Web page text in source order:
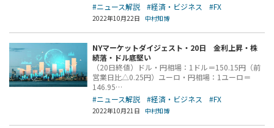
#ニュース解説
#経済・ビジネス #FX
2022年10月22日 中村知博
NYマーケットダイジェスト・20日 金利上昇・株
続落・ドル底堅い
（20日終値）ドル・円相場：1ドル＝150.15円（前
営業日比△0.25円）ユーロ・円相場：1ユーロ＝
146.95…
#ニュース解説
#経済・ビジネス #FX
2022年10月21日 中村知博